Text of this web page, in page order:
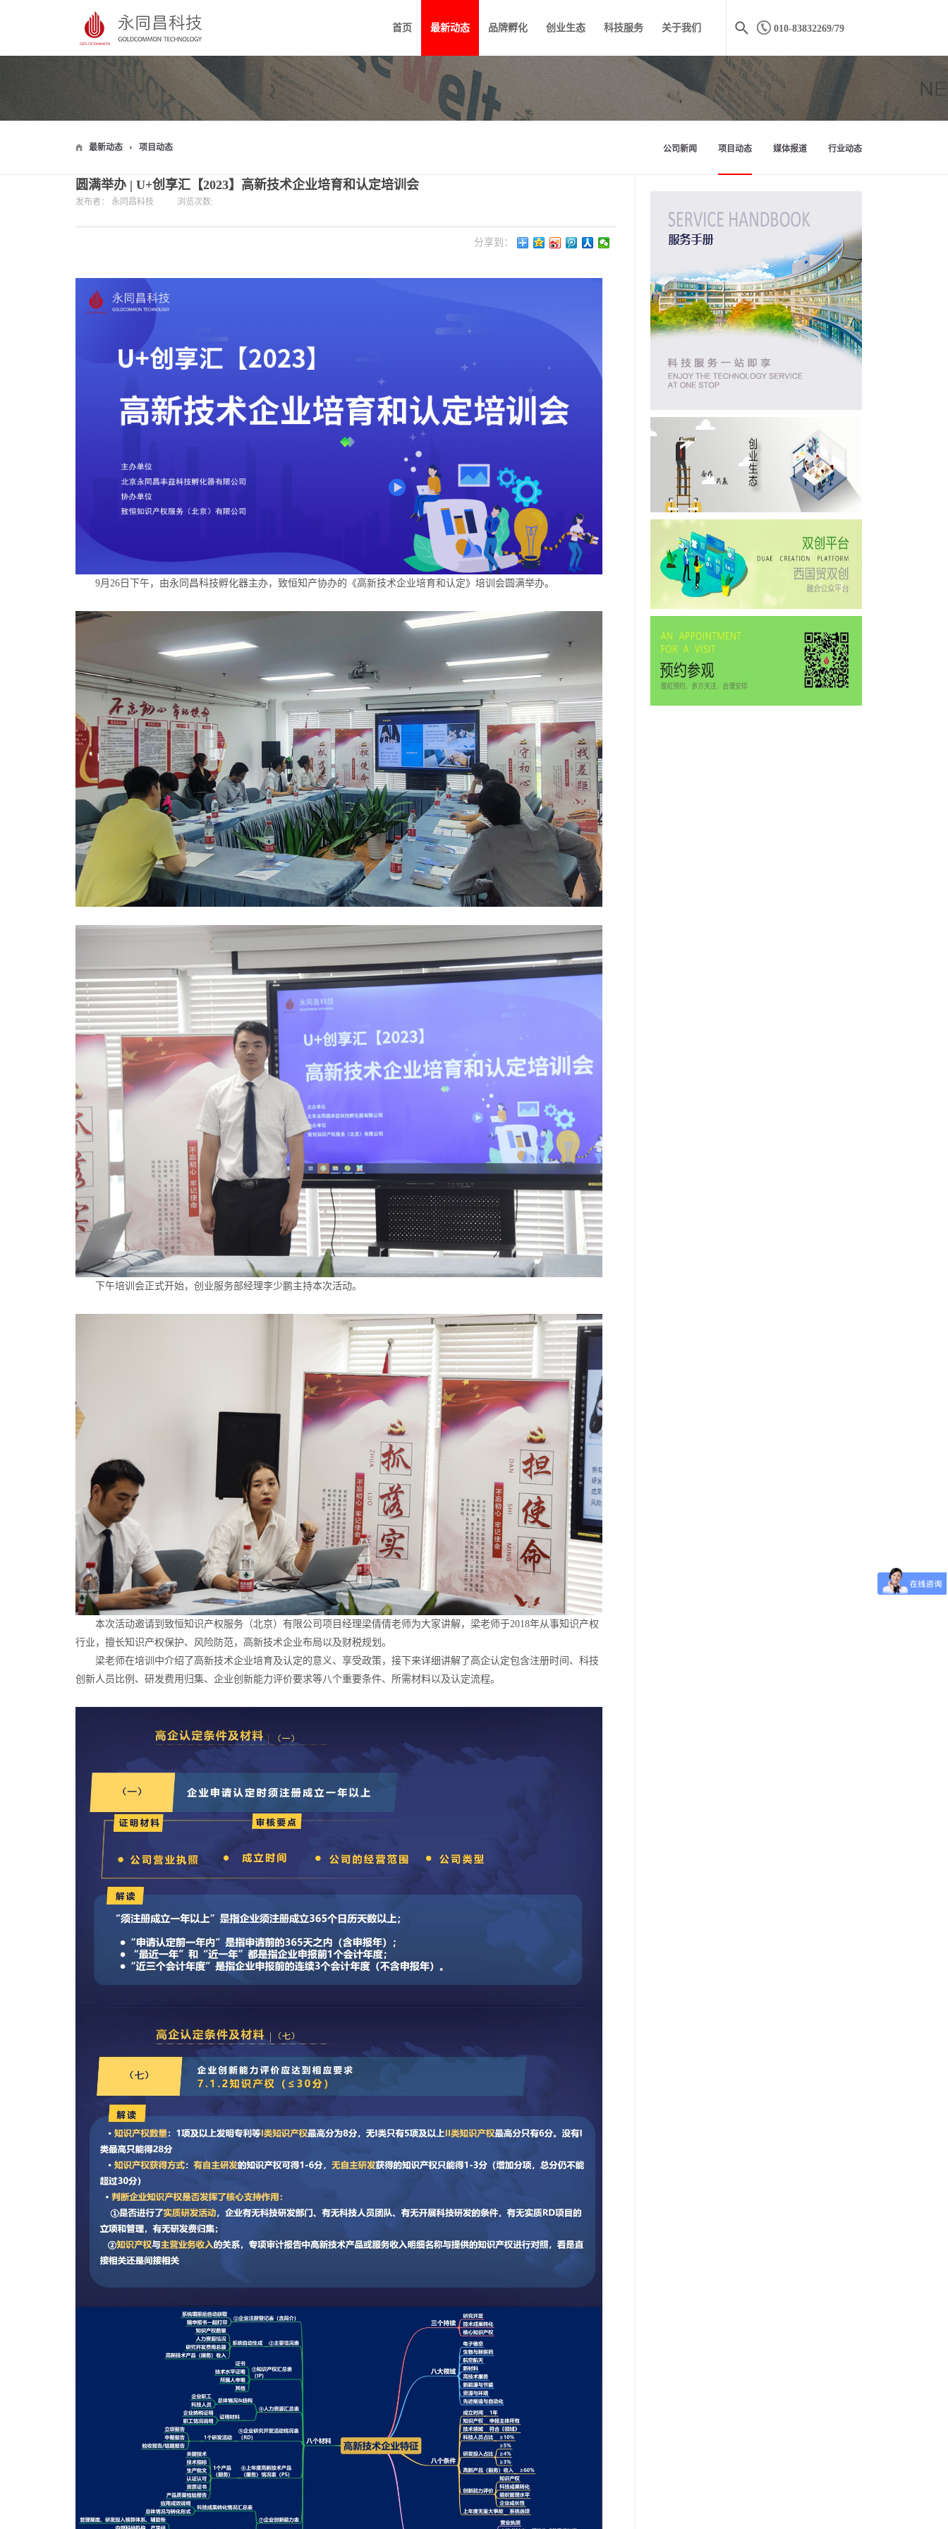
010-83832269/79
首页 最新动态 品牌孵化 创业生态 科技服务 关于我们
最新动态 项目动态 公司新闻 项目动态 媒体报道 行业动态
圆满举办 | U+创享汇【2023】高新技术企业培育和认定培训会
发布者： 永同昌科技 浏览次数:
分享到：
9月26日下午，由永同昌科技孵化器主办，致恒知产协办的《高新技术企业培育和认定》培训会圆满举办。
下午培训会正式开始，创业服务部经理李少鹏主持本次活动。
本次活动邀请到致恒知识产权服务（北京）有限公司项目经理梁倩倩老师为大家讲解，梁老师于2018年从事知识产权
行业，擅长知识产权保护、风险防范，高新技术企业布局以及财税规划。
梁老师在培训中介绍了高新技术企业培育及认定的意义、享受政策，接下来详细讲解了高企认定包含注册时间、科技
创新人员比例、研发费用归集、企业创新能力评价要求等八个重要条件、所需材料以及认定流程。